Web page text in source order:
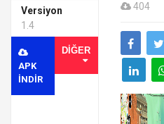
Versiyon
1.4
APK
INDIR
DIĞER
404